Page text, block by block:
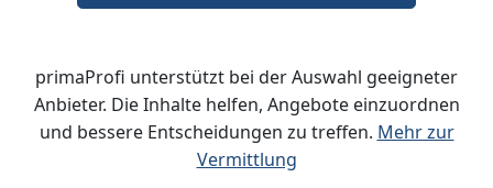
primaProfi unterstützt bei der Auswahl geeigneter
Anbieter. Die Inhalte helfen, Angebote einzuordnen
und bessere Entscheidungen zu treffen. Mehr zur
Vermittlung